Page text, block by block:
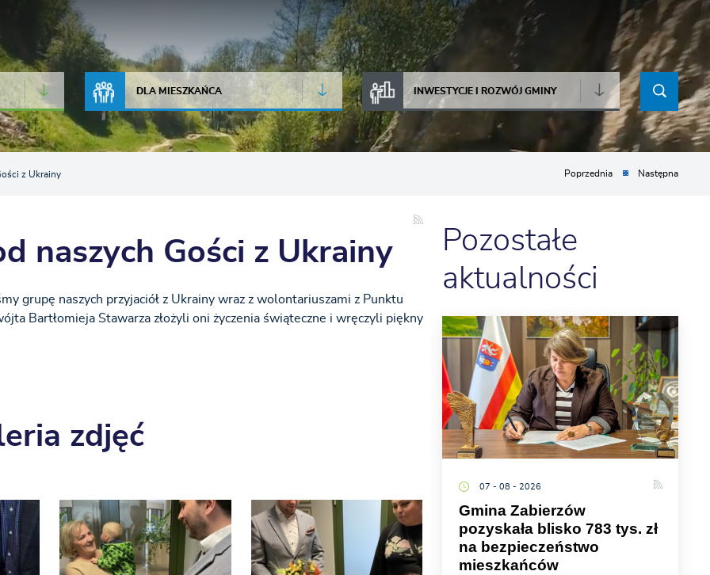
JAKOŚĆ POWIETRZA
DLA MIESZKAŃCA INWESTYCJE I ROZWÓJ GMINY
z Ukrainy Poprzednia Następna
naszych Gości z Ukrainy
grupę naszych przyjaciół z Ukrainy wraz z wolontariuszami z Punktu
Bartłomieja Stawarza złożyli oni życzenia świąteczne i wręczyli piękny
zdjęć
Pozostałe
aktualności
07 - 08 - 2026
Gmina Zabierzów
pozyskała blisko 783 tys. zł
na bezpieczeństwo
mieszkańców